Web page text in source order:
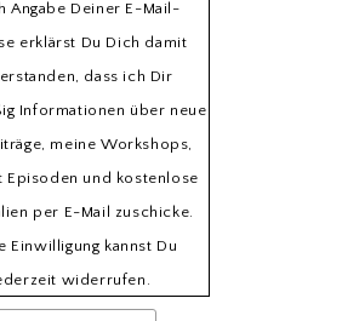
Angabe Deiner E-Mail-
erklärst Du Dich damit
dass ich Dir
Informationen über neue
meine Workshops,
Episoden und kostenlose
per E-Mail zuschicke.
Einwilligung kannst Du
widerrufen.